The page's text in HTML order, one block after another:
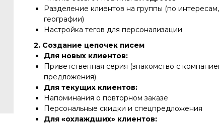
Разделение клиентов на группы (по интересам,
географии)
Настройка тегов для персонализации
2. Создание цепочек писем
Для новых клиентов:
Приветственная серия (знакомство с
предложения)
Для текущих клиентов:
Напоминания о повторном заказе
Персональные скидки и спецпредложения
Для «охлаждших» клиентов: